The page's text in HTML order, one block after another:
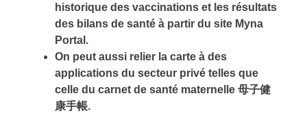
historique des vaccinations et les résultats
des bilans de santé à partir du site Myna
Portal.
On peut aussi relier la carte à des
applications du secteur privé telles que
celle du carnet de santé maternelle 母子健
康手帳.